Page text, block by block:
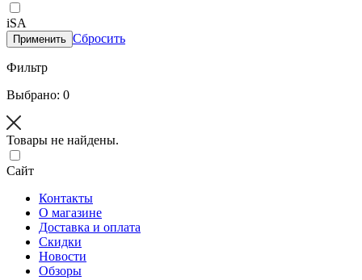
iSA
Применить Сбросить
Фильтр
Выбрано: 0
Товары не найдены.
Сайт
Контакты
О магазине
Доставка и оплата
Скидки
Новости
Обзоры